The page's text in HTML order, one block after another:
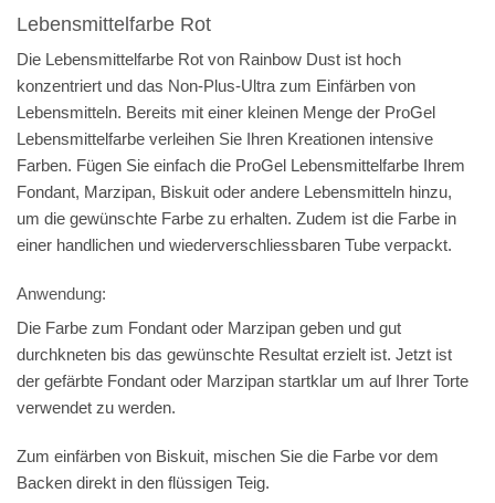
Lebensmittelfarbe Rot
Die Lebensmittelfarbe Rot von Rainbow Dust ist hoch
konzentriert und das Non-Plus-Ultra zum Einfärben von
Lebensmitteln. Bereits mit einer kleinen Menge der ProGel
Lebensmittelfarbe verleihen Sie Ihren Kreationen intensive
Farben. Fügen Sie einfach die ProGel Lebensmittelfarbe Ihrem
Fondant, Marzipan, Biskuit oder andere Lebensmitteln hinzu,
um die gewünschte Farbe zu erhalten. Zudem ist die Farbe in
einer handlichen und wiederverschliessbaren Tube verpackt.
Anwendung:
Die Farbe zum Fondant oder Marzipan geben und gut
durchkneten bis das gewünschte Resultat erzielt ist. Jetzt ist
der gefärbte Fondant oder Marzipan startklar um auf Ihrer Torte
verwendet zu werden.
Zum einfärben von Biskuit, mischen Sie die Farbe vor dem
Backen direkt in den flüssigen Teig.